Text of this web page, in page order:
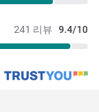
241 리뷰 9.4/10